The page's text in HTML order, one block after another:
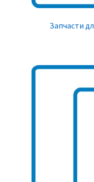
Запчасти